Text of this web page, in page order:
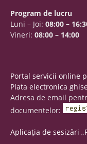
Program de lucru
Luni – Joi: 08:00 –
Vineri: 08:00 – 14:00
Portal servicii online
Plata electronica
Adresa de email
documentelor:
Aplicația de sesizări